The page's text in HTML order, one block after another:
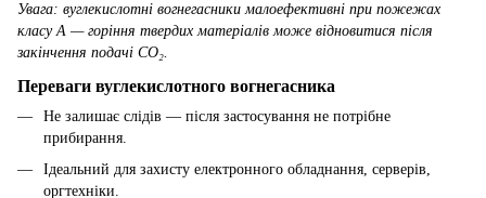
Увага: вуглекислотні вогнегасники малоефективні при пожежах
класу A — горіння твердих матеріалів може відновитися після
закінчення подачі CO₂.
Переваги вуглекислотного вогнегасника
Не залишає слідів — після застосування не потрібне
прибирання.
Ідеальний для захисту електронного обладнання, серверів,
оргтехніки.